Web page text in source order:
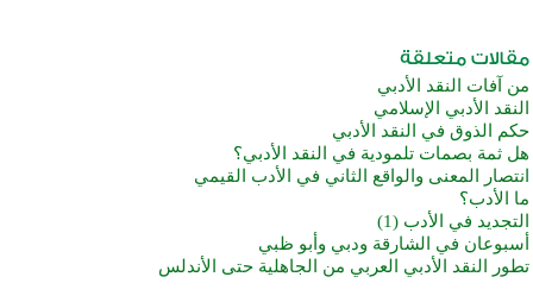
من آفات النقد الأدبي
النقد الأدبي الإسلامي
حكم الذوق في النقد الأدبي
هل ثمة بصمات تلمودية في النقد الأدبي؟
انتصار المعنى والواقع الثاني في الأدب القيمي
ما الأدب؟
التجديد في الأدب (1)
أسبوعان في الشارقة ودبي وأبو ظبي
تطور النقد الأدبي العربي من الجاهلية حتى الأندلس